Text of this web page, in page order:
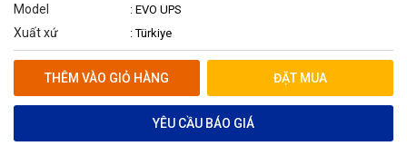
Model : EVO UPS
Xuất xứ : Türkiye
THÊM VÀO GIỎ HÀNG ĐẶT MUA
YÊU CẦU BÁO GIÁ